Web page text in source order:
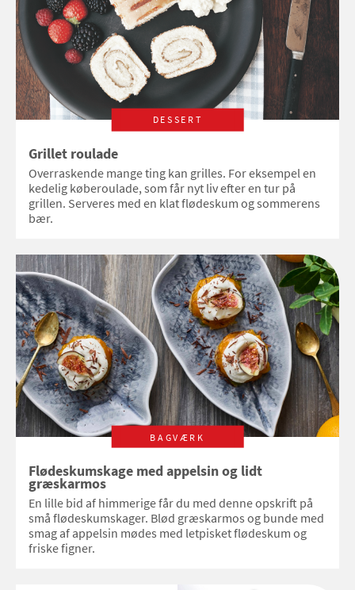
DESSERT
Grillet roulade
Overraskende mange ting kan grilles. For eksempel en
kedelig køberoulade, som får nyt liv efter en tur på
grillen. Serveres med en klat flødeskum og sommerens
bær.
BAGVÆRK
Flødeskumskage med appelsin og lidt
græskarmos
En lille bid af himmerige får du med denne opskrift på
små flødeskumskager. Blød græskarmos og bunde med
smag af appelsin mødes med letpisket flødeskum og
friske figner.